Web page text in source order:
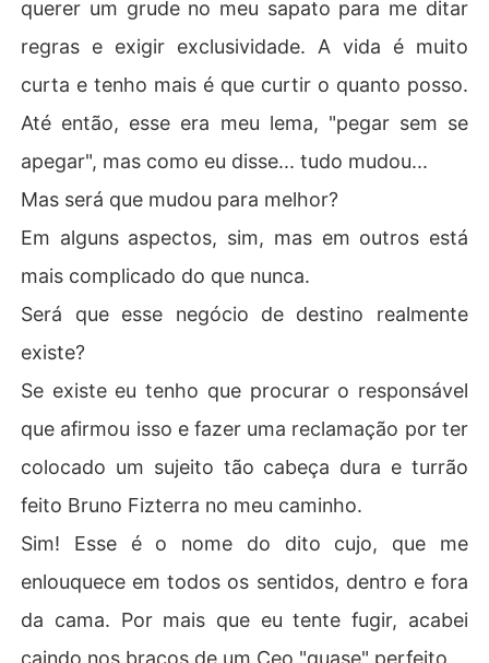
querer um grude no meu sapato para me ditar
regras e exigir exclusividade. A vida é muito
curta e tenho mais é que curtir o quanto posso.
Até então, esse era meu lema, "pegar sem se
apegar", mas como eu disse... tudo mudou...
Mas será que mudou para melhor?
Em alguns aspectos, sim, mas em outros está
mais complicado do que nunca.
Será que esse negócio de destino realmente
existe?
Se existe eu tenho que procurar o responsável
que afirmou isso e fazer uma reclamação por ter
colocado um sujeito tão cabeça dura e turrão
feito Bruno Fizterra no meu caminho.
Sim! Esse é o nome do dito cujo, que me
enlouquece em todos os sentidos, dentro e fora
da cama. Por mais que eu tente fugir, acabei
caindo nos braços de um Ceo "quase" perfeito.